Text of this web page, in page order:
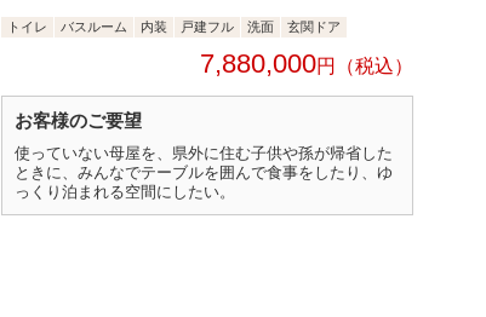
トイレ バスルーム 内装 戸建フル 洗面 玄関ドア
7,880,000円
お客様のご要望
使っていない母屋を、県外に住む子供や孫が帰省した
ときに、みんなでテーブルを囲んで食事をしたり、ゆ
っくり泊まれる空間にしたい。